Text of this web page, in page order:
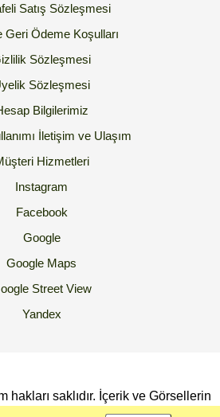
Satış Sözleşmesi
Geri Ödeme Koşulları
Sözleşmesi
Sözleşmesi
Bilgilerimiz
İletişim ve Ulaşım
Hizmetleri
Instagram
Facebook
Google
Google Maps
Street View
Yandex
saklıdır. İçerik ve Görsellerin
yada Kullanılması Yasaktır.